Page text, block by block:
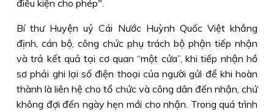
điều kiện cho phép".
Bí thư Huyện uỷ Cái Nước Huỳnh Quốc Việt khẳng
định, cán bộ, công chức phụ trách bộ phận tiếp nhận
và trả kết quả tại cơ quan “một cửa”, khi tiếp nhận hồ
sơ phải ghi lại số điện thoại của người gửi để khi hoàn
thành là liên hệ cho tổ chức và công dân đến nhận, chứ
không đợi đến ngày hẹn mới cho nhận. Trong quá trình